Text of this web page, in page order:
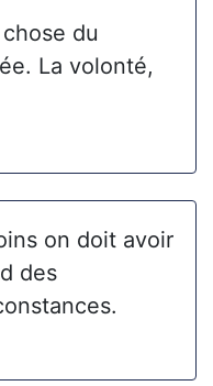
du
La volonté,
on doit avoir
des